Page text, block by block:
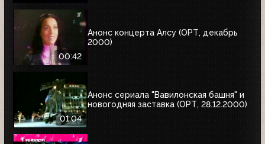
00:42
Анонс концерта Алсу (ОРТ, декабрь
2000)
01:04
Анонс сериала "Вавилонская башня" и
новогодняя заставка (ОРТ, 28.12.2000)